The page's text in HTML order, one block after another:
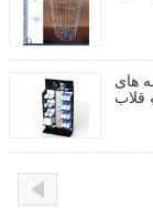
های
قلاب